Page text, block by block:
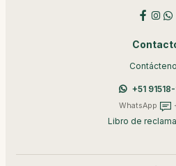
+51
WhatsApp
Libro de